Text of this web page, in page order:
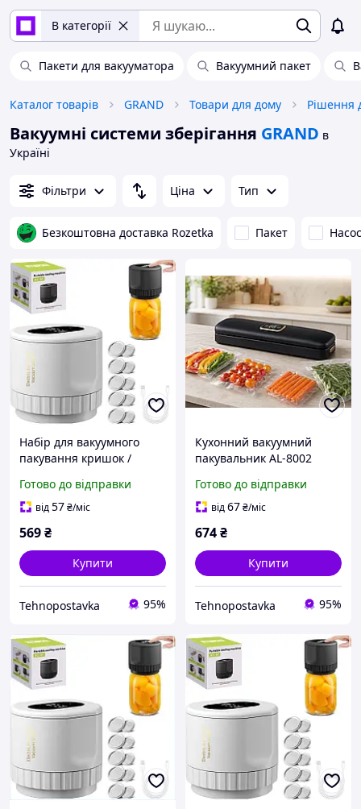
В категорії
Пакети для вакууматора Вакуумний пакет
Каталог товарів GRAND Товари для дому Рішення
Вакуумні системи зберігання GRAND в
Україні
Фільтри Ціна Тип
Безкоштовна доставка Rozetka Пакет Насос
Набір для вакуумного
пакування кришок /
Готово до відправки
від57₴/міс
569₴
Купити
Tehnopostavka 95%
Кухонний вакуумний
пакувальник AL-8002
вакуумний пакувальник
для харчових продуктів з
Готово до відправки
від67₴/міс
674₴
Купити
Tehnopostavka 95%